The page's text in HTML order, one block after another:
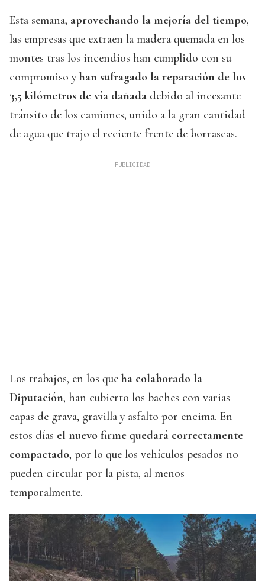
Esta semana, aprovechando la mejoría del tiempo,
las empresas que extraen la madera quemada en los
montes tras los incendios han cumplido con su
compromiso yhan sufragado la reparación de los
3,5 kilómetros de vía dañada debido al incesante
tránsito de los camiones, unido a la gran cantidad
de agua que trajo el reciente frente de borrascas.
Los trabajos, en los que ha colaborado la
Diputación, han cubierto los baches con varias
capas de grava, gravilla y asfalto por encima. En
estos días el nuevo firme quedará correctamente
compactado, por lo que los vehículos pesados no
pueden circular por la pista, al menos
temporalmente.